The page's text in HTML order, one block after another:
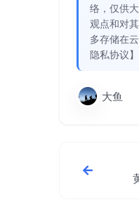
络，仅供
观点和对
多存储在
隐私协议】
大鱼